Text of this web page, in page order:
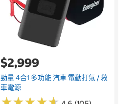
$2,999
勁量 4合1 多功能 汽車 電動打氣 / 救
車電源